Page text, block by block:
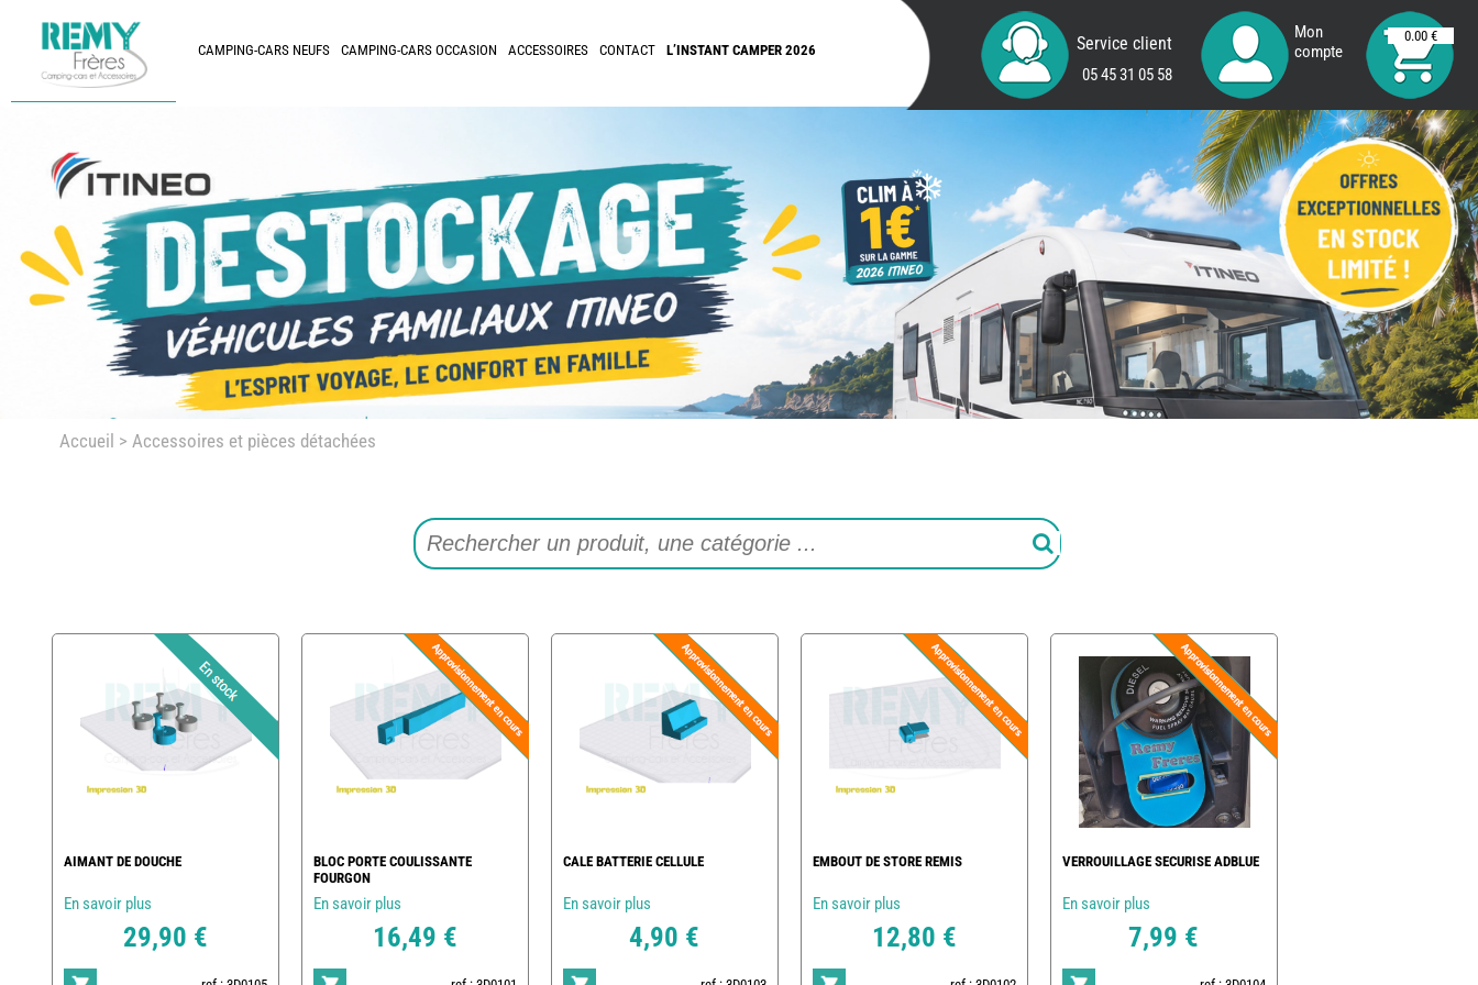
CAMPING-CARS NEUFS CAMPING-CARS OCCASION ACCESSOIRES CONTACT L’INSTANT CAMPER 2026 Service client
05 45 31 05 58
Mon
compte
0.00 €
Accueil > Accessoires et pièces détachées
AIMANT DE DOUCHE
En savoir plus
29,90 €
BLOC PORTE COULISSANTE
FOURGON
En savoir plus
16,49 €
CALE BATTERIE CELLULE
En savoir plus
4,90 €
EMBOUT DE STORE REMIS
En savoir plus
12,80 €
VERROUILLAGE SECURISE ADBLUE
En savoir plus
7,99 €